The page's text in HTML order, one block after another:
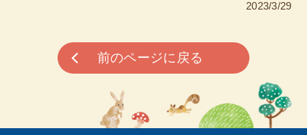
2023/3/29
前のページに戻る